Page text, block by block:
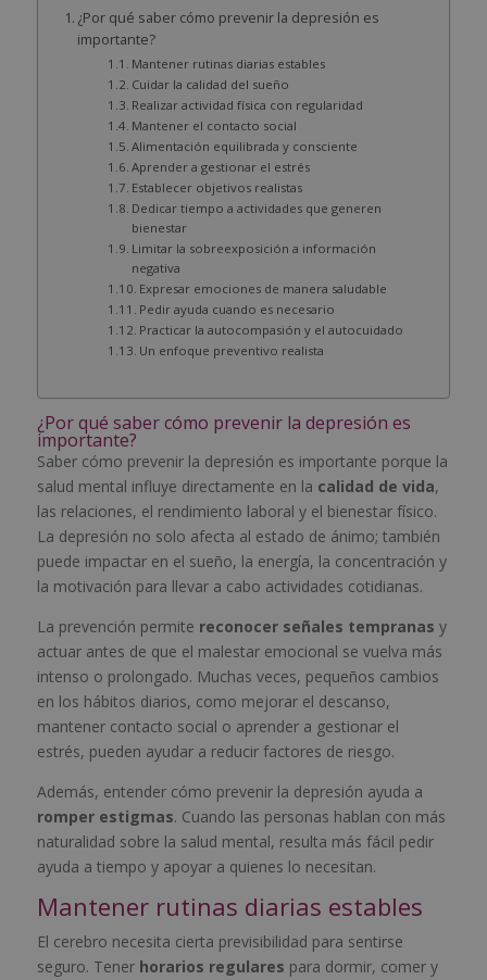
¿Por qué saber cómo prevenir la depresión es
importante?
Mantener rutinas diarias estables
Cuidar la calidad del sueño
Realizar actividad física con regularidad
Mantener el contacto social
Alimentación equilibrada y consciente
Aprender a gestionar el estrés
Establecer objetivos realistas
Dedicar tiempo a actividades que generen
bienestar
Limitar la sobreexposición a información
negativa
Expresar emociones de manera saludable
Pedir ayuda cuando es necesario
Practicar la autocompasión y el autocuidado
Un enfoque preventivo realista
¿Por qué saber cómo prevenir la depresión es
importante?
Saber cómo prevenir la depresión es importante porque la
salud mental influye directamente en la calidad de vida,
las relaciones, el rendimiento laboral y el bienestar físico.
La depresión no solo afecta al estado de ánimo; también
puede impactar en el sueño, la energía, la concentración y
la motivación para llevar a cabo actividades cotidianas.
La prevención permite reconocer señales tempranas y
actuar antes de que el malestar emocional se vuelva más
intenso o prolongado. Muchas veces, pequeños cambios
en los hábitos diarios, como mejorar el descanso,
mantener contacto social o aprender a gestionar el
estrés, pueden ayudar a reducir factores de riesgo.
Además, entender cómo prevenir la depresión ayuda a
romper estigmas. Cuando las personas hablan con más
naturalidad sobre la salud mental, resulta más fácil pedir
ayuda a tiempo y apoyar a quienes lo necesitan.
Mantener rutinas diarias estables
El cerebro necesita cierta previsibilidad para sentirse
seguro. Tener horarios regulares para dormir, comer y